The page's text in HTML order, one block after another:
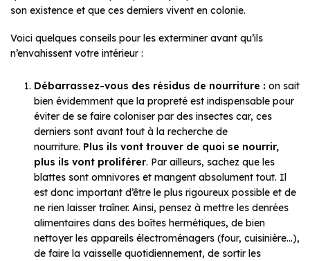
son existence et que ces derniers vivent en colonie.
Voici quelques conseils pour les exterminer avant qu’ils
n’envahissent votre intérieur :
Débarrassez-vous des résidus de nourriture : on sait
bien évidemment que la propreté est indispensable pour
éviter de se faire coloniser par des insectes car, ces
derniers sont avant tout à la recherche de
nourriture. Plus ils vont trouver de quoi se nourrir,
plus ils vont proliférer. Par ailleurs, sachez que les
blattes sont omnivores et mangent absolument tout. Il
est donc important d’être le plus rigoureux possible et de
ne rien laisser traîner. Ainsi, pensez à mettre les denrées
alimentaires dans des boîtes hermétiques, de bien
nettoyer les appareils électroménagers (four, cuisinière…),
de faire la vaisselle quotidiennement, de sortir les